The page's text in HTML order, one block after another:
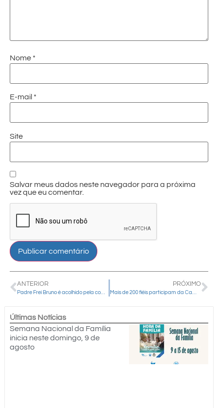
Nome *
E-mail *
Site
Salvar meus dados neste navegador para a próxima
vez que eu comentar.
ANTERIOR PRÓXIMO
Últimas Notícias
Semana Nacional da Família
inicia neste domingo, 9 de
agosto